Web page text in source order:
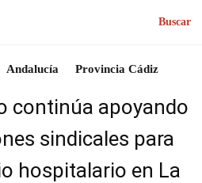
Buscar
Andalucía Provincia Cádiz
continúa apoyando
sindicales para
hospitalario en La